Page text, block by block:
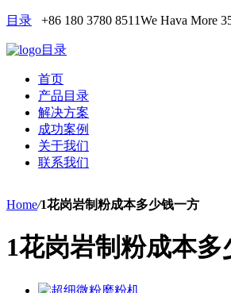
目录 +86 180 3780 8511We Hava More
目录
首页
产品目录
解决方案
成功案例
关于我们
联系我们
Home/1花岗岩制粉成本多少钱一方
1花岗岩制粉成本多